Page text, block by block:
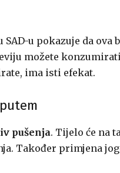
u pokazuje da ova
možete
ima isti efekat.
pušenja. Tijelo će na
Također primjena